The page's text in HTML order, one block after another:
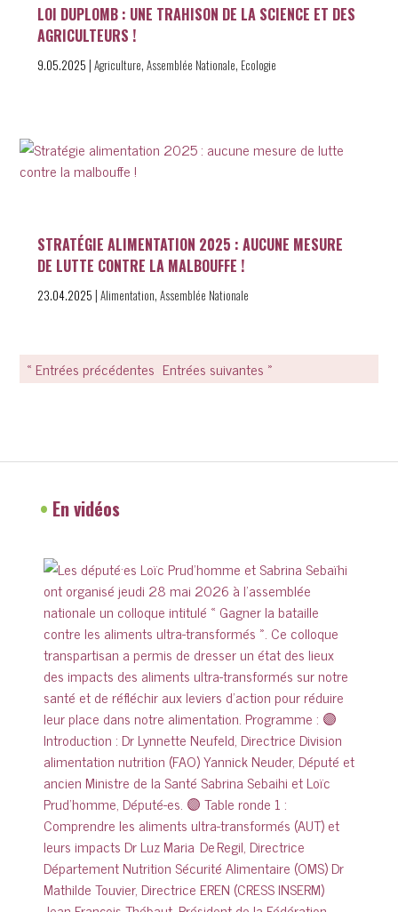
LOI DUPLOMB : UNE TRAHISON DE LA SCIENCE ET DES
AGRICULTEURS !
9.05.2025 |Agriculture,Assemblée Nationale, Ecologie
STRATÉGIE ALIMENTATION 2025 : AUCUNE MESURE
DE LUTTE CONTRE LA MALBOUFFE !
23.04.2025 |Alimentation,Assemblée Nationale
« Entrées précédentes Entrées suivantes »
• En vidéos